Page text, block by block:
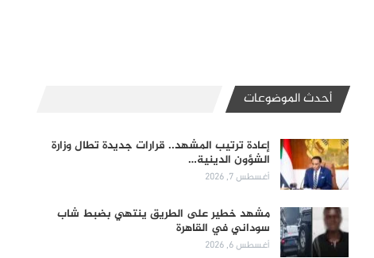
أحدث الموضوعات
إعادة ترتيب المشهد.. قرارات جديدة تطال وزارة
الشؤون الدينية…
أغسطس 7, 2026
مشهد خطير على الطريق ينتهي بضبط شاب
سوداني في القاهرة
أغسطس 6, 2026